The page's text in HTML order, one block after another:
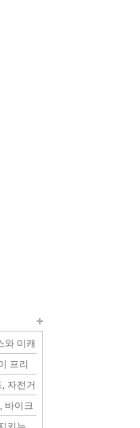
와 미캐
프리
자전거
바이크